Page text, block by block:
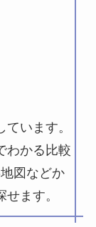
います。
わかる比較
図などか
ます。